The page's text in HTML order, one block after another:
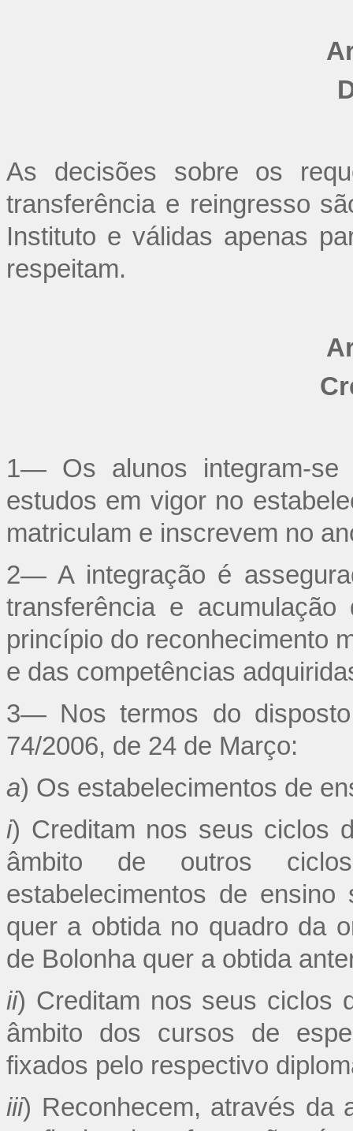
As decisões sobre os
transferência e reingresso
Instituto e válidas apenas
respeitam.
1— Os alunos integram-se
estudos em vigor no
matriculam e inscrevem no
2— A integração é
transferência e
princípio do reconhecimento
e das competências
3— Nos termos do
74/2006, de 24 de Março:
a) Os estabelecimentos de
i) Creditam nos seus ciclos
âmbito de outros
estabelecimentos de
quer a obtida no quadro da
de Bolonha quer a obtida
ii) Creditam nos seus ciclos
âmbito dos cursos de
fixados pelo respectivo
iii) Reconhecem, através da